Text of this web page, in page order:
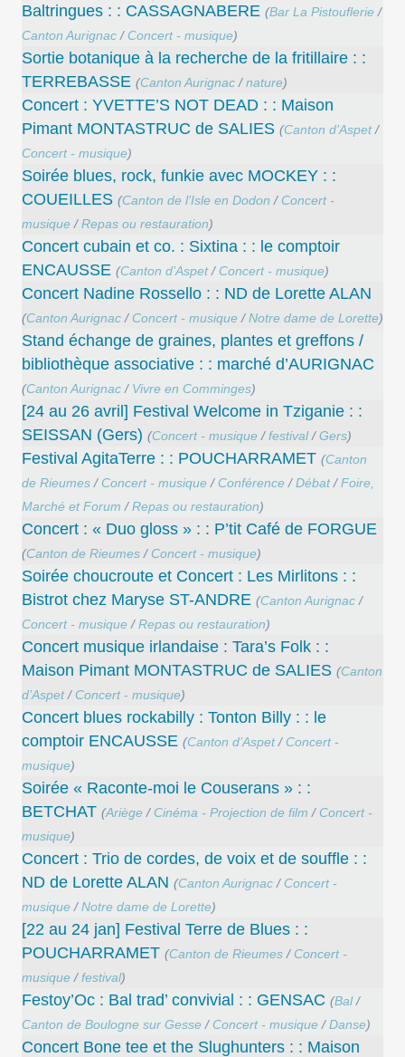
Baltringues : : CASSAGNABERE (Bar La Pistouflerie /
Canton Aurignac / Concert - musique)
Sortie botanique à la recherche de la fritillaire : :
TERREBASSE (Canton Aurignac /nature)
Concert : YVETTE’S NOT DEAD : : Maison
Pimant MONTASTRUC de SALIES (Canton d’Aspet/
Concert - musique)
Soirée blues, rock, funkie avec MOCKEY : :
COUEILLES (Canton de l’Isle en Dodon / Concert -
musique /Repas ou restauration)
Concert cubain et co. : Sixtina : : le comptoir
ENCAUSSE (Canton d’Aspet/ Concert - musique)
Concert Nadine Rossello : : ND de Lorette ALAN
(Canton Aurignac / Concert - musique /Notre dame de Lorette)
Stand échange de graines, plantes et greffons /
bibliothèque associative : : marché d’AURIGNAC
(Canton Aurignac / Vivre en Comminges)
[24 au 26 avril] Festival Welcome in Tziganie : :
SEISSAN (Gers) (Concert - musique /festival/Gers)
Festival AgitaTerre : : POUCHARRAMET (Canton
de Rieumes / Concert - musique / Conférence /Débat/Foire,
Marché et Forum /Repas ou restauration)
Concert : « Duo gloss » : : P’tit Café de FORGUE
(Canton de Rieumes / Concert - musique)
Soirée choucroute et Concert : Les Mirlitons : :
Bistrot chez Maryse ST-ANDRE (Canton Aurignac /
Concert - musique /Repas ou restauration)
Concert musique irlandaise : Tara’s Folk : :
Maison Pimant MONTASTRUC de SALIES (Canton
d’Aspet/ Concert - musique)
Concert blues rockabilly : Tonton Billy : : le
comptoir ENCAUSSE (Canton d’Aspet/ Concert -
musique)
Soirée « Raconte-moi le Couserans » : :
BETCHAT (Ariège / Cinéma - Projection de film / Concert -
musique)
Concert : Trio de cordes, de voix et de souffle : :
ND de Lorette ALAN (Canton Aurignac / Concert -
musique /Notre dame de Lorette)
[22 au 24 jan] Festival Terre de Blues : :
POUCHARRAMET (Canton de Rieumes / Concert -
musique /festival)
Festoy’Oc : Bal trad’ convivial : : GENSAC (Bal/
Canton de Boulogne sur Gesse / Concert - musique /Danse)
Concert Bone tee et the Slughunters : : Maison